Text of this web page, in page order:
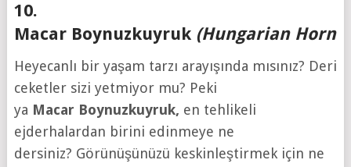
10.
Macar Boynuzkuyruk (Hungarian
Heyecanlı bir yaşam tarzı arayışında mısınız? Deri
ceketler sizi yetmiyor mu? Peki
ya Macar Boynuzkuyruk, en tehlikeli
ejderhalardan birini edinmeye ne
dersiniz? Görünüşünüzü keskinleştirmek için ne